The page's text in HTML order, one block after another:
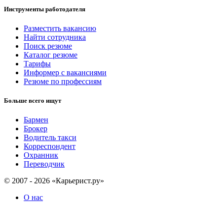
Инструменты работодателя
Разместить вакансию
Найти сотрудника
Поиск резюме
Каталог резюме
Тарифы
Информер с вакансиями
Резюме по профессиям
Больше всего ищут
Бармен
Брокер
Водитель такси
Корреспондент
Охранник
Переводчик
© 2007 - 2026 «Карьерист.ру»
О нас